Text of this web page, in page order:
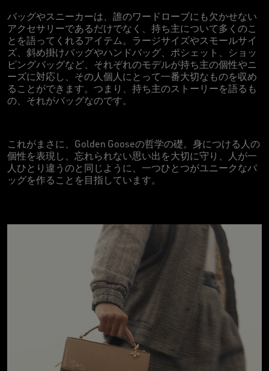
バッグやスニーカーは、誰のワードローブにも欠かせない
アクセサリーであるだけでなく、持ち主について多くのこ
とを語ってくれるアイテム。ラージサイズやスモールサイ
ズ、斜め掛けバッグやハンドバッグ、ポシェット、ショッ
ピングバッグなど、それぞれのモデルが持ち主の個性やニ
ーズに対応し、その人個人にとって一番大切なものを収め
ることができます。つまり、持ち主のストーリーを語るも
の、それがバッグなのです。
これがまさに、Golden Gooseの哲学の礎。身につける人の
個性を表現し、忘れられない思い出を大切に守り、人が一
人ひとり違うのと同じように、一つひとつがユニークなバ
ッグを作ることを目指しています。